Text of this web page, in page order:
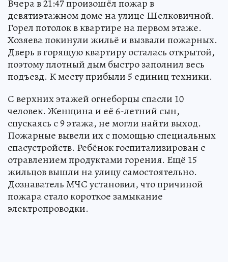
Вчера в 21:47 произошёл пожар в
девятиэтажном доме на улице Шелковичной.
Горел потолок в квартире на первом этаже.
Хозяева покинули жильё и вызвали пожарных.
Дверь в горящую квартиру осталась открытой,
поэтому плотный дым быстро заполнил весь
подъезд. К месту прибыли 5 единиц техники.
С верхних этажей огнеборцы спасли 10
человек. Женщина и её 6-летний сын,
спускаясь с 9 этажа, не могли найти выход.
Пожарные вывели их с помощью специальных
спасустройств. Ребёнок госпитализирован с
отравлением продуктами горения. Ещё 15
жильцов вышли на улицу самостоятельно.
Дознаватель МЧС установил, что причиной
пожара стало короткое замыкание
электропроводки.